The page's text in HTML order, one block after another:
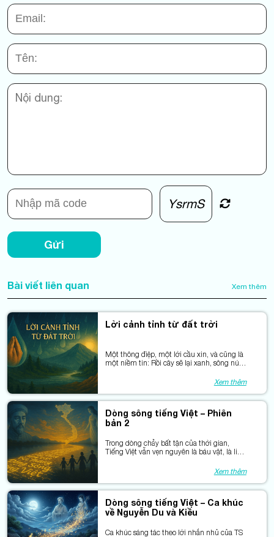
YsrmS
Gửi
Bài viết liên quan Xem thêm
Lời cảnh tỉnh từ đất trời
Một thông điệp, một lời cầu xin, và cũng là
một niềm tin: Rồi cây sẽ lại xanh, sông núi
Xem thêm
Dòng sông tiếng Việt – Phiên
bản 2
Trong dòng chảy bất tận của thời gian,
Tiếng Việt vẫn vẹn nguyên là báu vật, là linh
Xem thêm
Dòng sông tiếng Việt – Ca khúc
về Nguyễn Du và Kiều
Ca khúc sáng tác theo lời nhắn nhủ của TS